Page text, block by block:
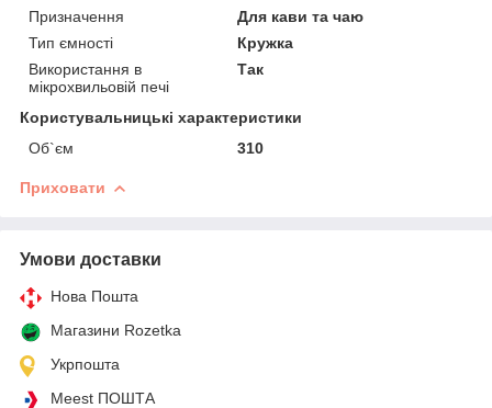
Призначення
Для кави та чаю
Тип ємності
Кружка
Використання в
мікрохвильовій печі
Так
Користувальницькі характеристики
Об`єм
310
Приховати
Умови доставки
Нова Пошта
Магазини Rozetka
Укрпошта
Meest ПОШТА